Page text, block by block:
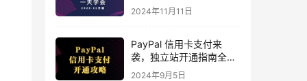
2024年11月11日
PayPal 信用卡支付来
袭，独立站开通指南全揭
秘
2024年9月5日